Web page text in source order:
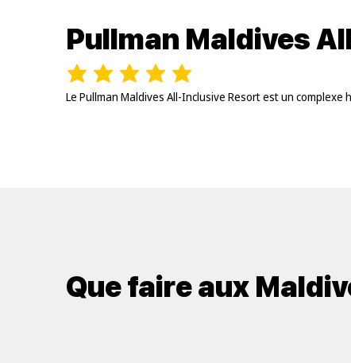
Pullman Maldives
Le Pullman Maldives All-Inclusive Resort est un
Que faire aux